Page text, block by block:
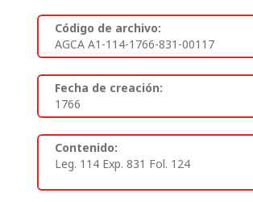
Código de archivo:
AGCA A1-114-1766-831-00117
Fecha de creación:
1766
Contenido:
Leg. 114 Exp. 831 Fol. 124